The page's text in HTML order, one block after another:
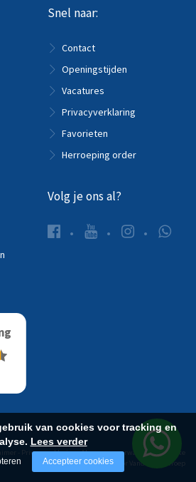
Snel naar:
Contact
Openingstijden
Vacatures
Privacyverklaring
Favorieten
Herroeping order
Volg je ons al?
Privacyverklaring-Algemene voorwaarden -Website
realisatie door Vanderperk Groep
van cookies voor tracking en
Lees verder
Accepteer cookies